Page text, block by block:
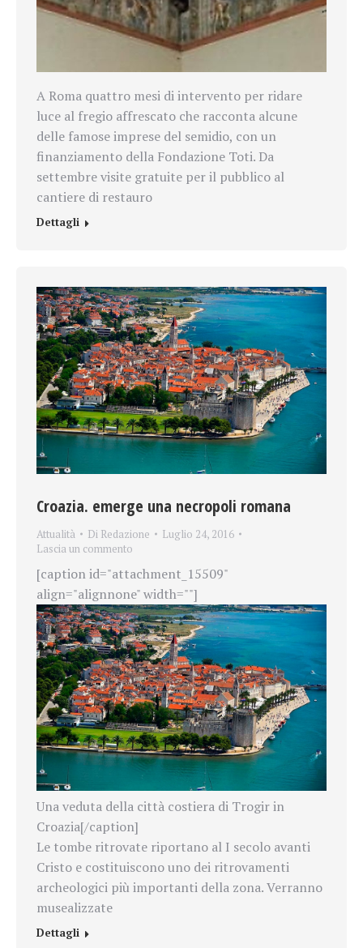
A Roma quattro mesi di intervento per ridare
luce al fregio affrescato che racconta alcune
delle famose imprese del semidio, con un
finanziamento della Fondazione Toti. Da
settembre visite gratuite per il pubblico al
cantiere di restauro
Dettagli
Croazia. emerge una necropoli romana
Attualità Di Redazione
Luglio 24, 2016
Lascia un commento
[caption id="attachment_15509"
align="alignnone" width=""]
Una veduta della città costiera di Trogir in
Croazia[/caption]
Le tombe ritrovate riportano al I secolo avanti
Cristo e costituiscono uno dei ritrovamenti
archeologici più importanti della zona. Verranno
musealizzate
Dettagli